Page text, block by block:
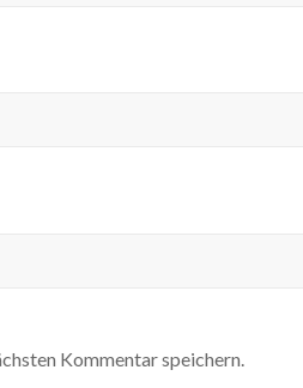
Kommentar speichern.